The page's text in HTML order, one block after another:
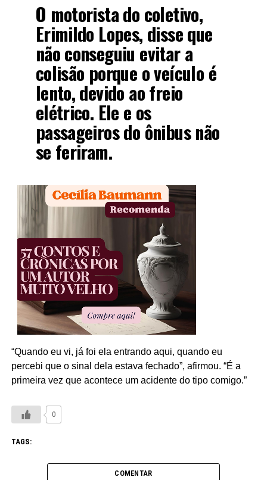
O motorista do coletivo,
Erimildo Lopes, disse que
não conseguiu evitar a
colisão porque o veículo é
lento, devido ao freio
elétrico. Ele e os
passageiros do ônibus não
se feriram.
“Quando eu vi, já foi ela entrando aqui, quando eu
percebi que o sinal dela estava fechado”, afirmou. “É a
primeira vez que acontece um acidente do tipo comigo.”
0
TAGS:
COMENTAR